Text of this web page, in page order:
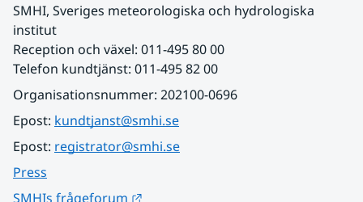
SMHI, Sveriges meteorologiska och hydrologiska
institut
Reception och växel: 011-495 80 00
Telefon kundtjänst: 011-495 82 00
Organisationsnummer: 202100-0696
Epost: kundtjanst@smhi.se
Epost: registrator@smhi.se
Press
SMHIs frågeforum